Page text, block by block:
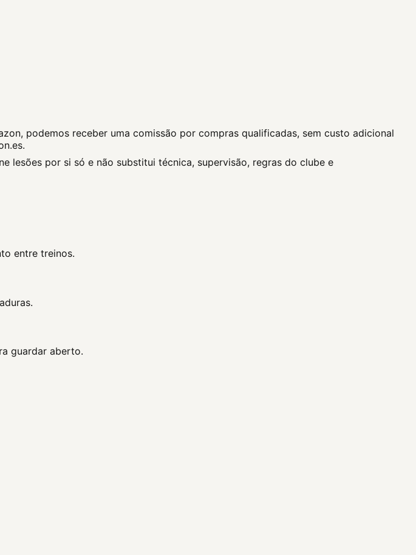
podemos receber uma comissão por compras qualificadas, sem custo adicional
lesões por si só e não substitui técnica, supervisão, regras do clube e
entre treinos.
guardar aberto.